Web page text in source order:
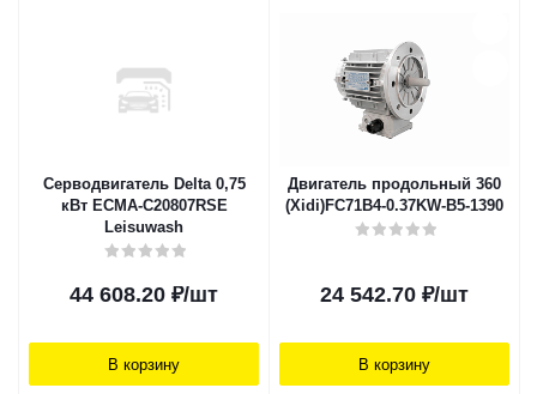
Серводвигатель Delta 0,75
кВт ECMA-C20807RSE
Leisuwash
44 608.20 ₽/шт
В корзину
Двигатель продольный 360
(Xidi)FC71B4-0.37KW-B5-1390
24 542.70 ₽/шт
В корзину